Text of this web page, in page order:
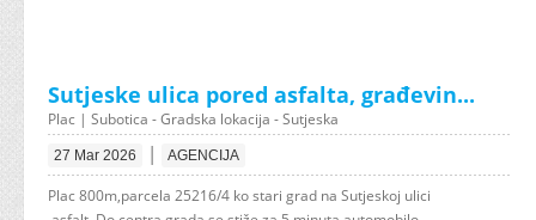
Sutjeske ulica pored asfalta, građevin...
Plac | Subotica - Gradska lokacija - Sutjeska
27 Mar 2026 | AGENCIJA
Plac 800m,parcela 25216/4 ko stari grad na Sutjeskoj ulici